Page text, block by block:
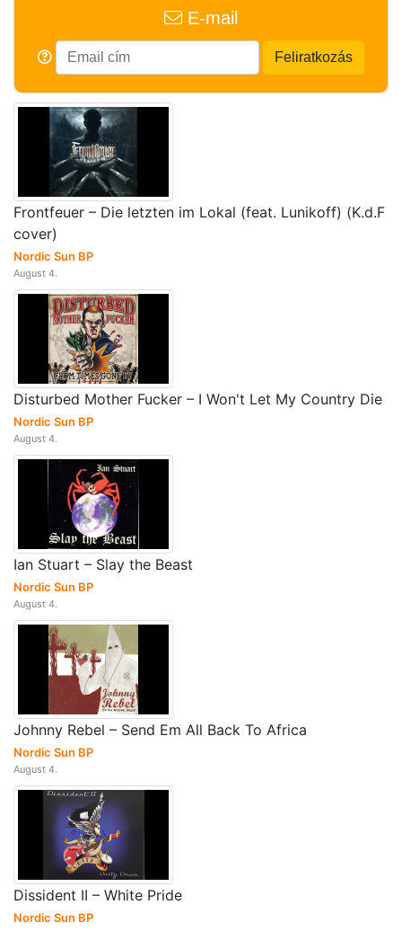
E-mail
Feliratkozás
Frontfeuer – Die letzten im Lokal (feat. Lunikoff) (K.d.F
cover)
Nordic Sun BP
August 4.
Disturbed Mother Fucker – I Won't Let My Country Die
Nordic Sun BP
August 4.
Ian Stuart – Slay the Beast
Nordic Sun BP
August 4.
Johnny Rebel – Send Em All Back To Africa
Nordic Sun BP
August 4.
Dissident II – White Pride
Nordic Sun BP